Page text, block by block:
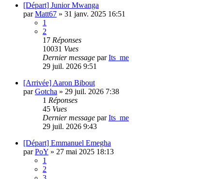
[Départ] Junior Mwanga
parMatt67 » 31 janv. 2025 16:51
1
2
17 Réponses
10031 Vues
Dernier message parIts_me
29 juil. 2026 9:51
[Arrivée] Aaron Bibout
parGotcha » 29 juil. 2026 7:38
1 Réponses
45 Vues
Dernier message parIts_me
29 juil. 2026 9:43
[Départ] Emmanuel Emegha
parPoY » 27 mai 2025 18:13
1
2